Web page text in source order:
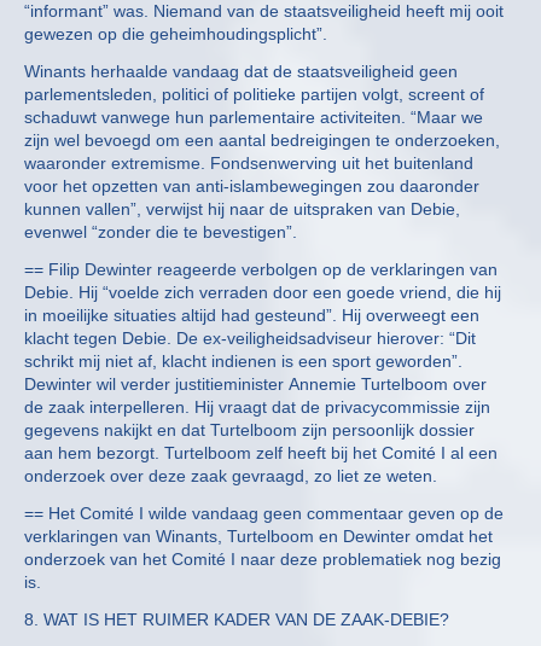
“informant” was. Niemand van de staatsveiligheid heeft mij ooit
gewezen op die geheimhoudingsplicht”.
Winants herhaalde vandaag dat de staatsveiligheid geen
parlementsleden, politici of politieke partijen volgt, screent of
schaduwt vanwege hun parlementaire activiteiten. “Maar we
zijn wel bevoegd om een aantal bedreigingen te onderzoeken,
waaronder extremisme. Fondsenwerving uit het buitenland
voor het opzetten van anti-islambewegingen zou daaronder
kunnen vallen”, verwijst hij naar de uitspraken van Debie,
evenwel “zonder die te bevestigen”.
== Filip Dewinter reageerde verbolgen op de verklaringen van
Debie. Hij “voelde zich verraden door een goede vriend, die hij
in moeilijke situaties altijd had gesteund”. Hij overweegt een
klacht tegen Debie. De ex-veiligheidsadviseur hierover: “Dit
schrikt mij niet af, klacht indienen is een sport geworden”.
Dewinter wil verder justitieminister Annemie Turtelboom over
de zaak interpelleren. Hij vraagt dat de privacycommissie zijn
gegevens nakijkt en dat Turtelboom zijn persoonlijk dossier
aan hem bezorgt. Turtelboom zelf heeft bij het Comité I al een
onderzoek over deze zaak gevraagd, zo liet ze weten.
== Het Comité I wilde vandaag geen commentaar geven op de
verklaringen van Winants, Turtelboom en Dewinter omdat het
onderzoek van het Comité I naar deze problematiek nog bezig
is.
8. WAT IS HET RUIMER KADER VAN DE ZAAK-DEBIE?